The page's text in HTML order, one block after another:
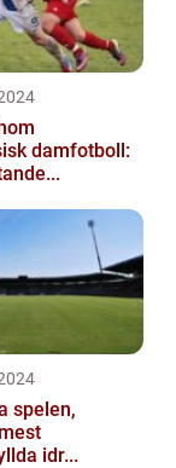
damfotboll:
spelen,
idr...